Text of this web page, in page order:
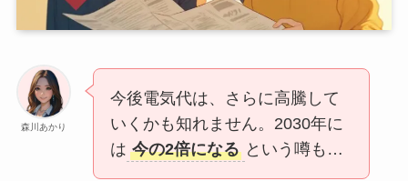
森川あかり
今後電気代は、さらに高騰して
いくかも知れません。2030年に
は 今の2倍になる という噂も…